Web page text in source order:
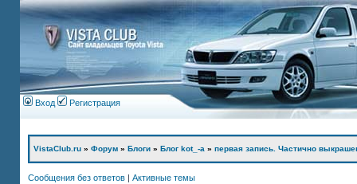
Вход Регистрация
VistaClub.ru » Форум » Блоги » Блог kot_-а » первая запись. Частично
Сообщения без ответов | Активные темы